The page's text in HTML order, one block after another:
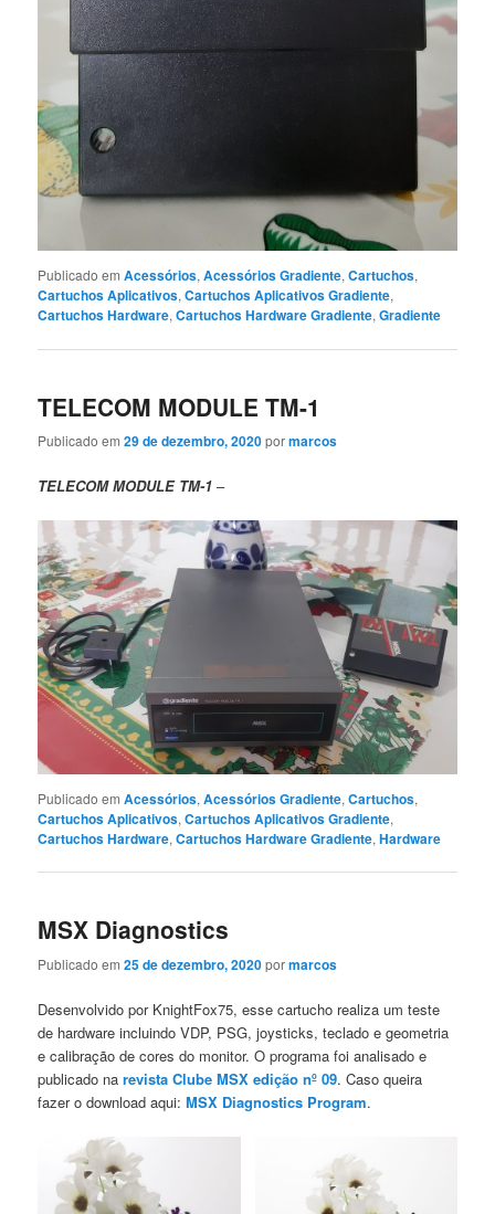
Publicado em Acessórios,Acessórios Gradiente,Cartuchos,
Cartuchos Aplicativos,Cartuchos Aplicativos Gradiente,
Cartuchos Hardware,Cartuchos Hardware Gradiente,Gradiente
TELECOM MODULE TM-1
Publicado em29 de dezembro, 2020pormarcos
TELECOM MODULE TM-1 –
Publicado em Acessórios,Acessórios Gradiente,Cartuchos,
Cartuchos Aplicativos,Cartuchos Aplicativos Gradiente,
Cartuchos Hardware,Cartuchos Hardware Gradiente,Hardware
MSX Diagnostics
Publicado em25 de dezembro, 2020pormarcos
Desenvolvido por KnightFox75, esse cartucho realiza um teste
de hardware incluindo VDP, PSG, joysticks, teclado e geometria
e calibração de cores do monitor. O programa foi analisado e
publicado narevista Clube MSX edição nº 09. Caso queira
fazer o download aqui:MSX Diagnostics Program.